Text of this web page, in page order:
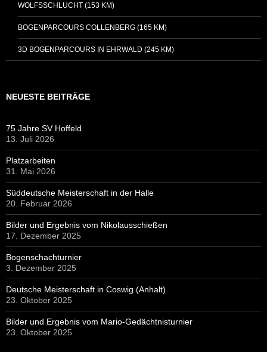
WOLFSSCHLUCHT (153 KM)
BOGENPARCOURS COLLENBERG (165 KM)
3D BOGENPARCOURS IN EHRWALD (245 KM)
NEUESTE BEITRÄGE
75 Jahre SV Hoffeld
13. Juli 2026
Platzarbeiten
31. Mai 2026
Süddeutsche Meisterschaft in der Halle
20. Februar 2026
Bilder und Ergebnis vom Nikolausschießen
17. Dezember 2025
Bogenschachturnier
3. Dezember 2025
Deutsche Meisterschaft in Coswig (Anhalt)
23. Oktober 2025
Bilder und Ergebnis vom Mario-Gedächtnisturnier
23. Oktober 2025